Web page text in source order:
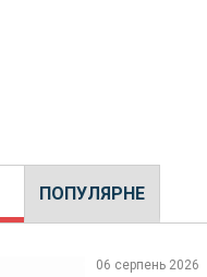
ПОПУЛЯРНЕ
06 серпень 2026